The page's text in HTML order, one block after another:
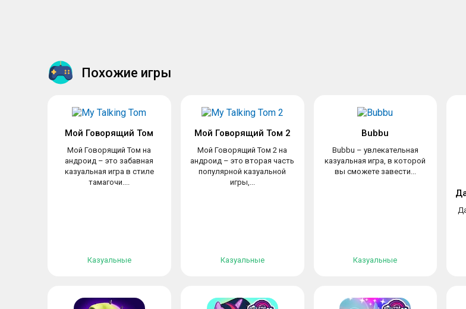
Похожие игры
Мой Говорящий Том
Мой Говорящий Том на
андроид – это забавная
казуальная игра в стиле
тамагочи....
Казуальные
Мой Говорящий Том 2
Мой Говорящий Том 2 на
андроид – это вторая часть
популярной казуальной
игры,...
Казуальные
Bubbu
Bubbu – увлекательная
казуальная игра, в которой
вы сможете завести...
Казуальные